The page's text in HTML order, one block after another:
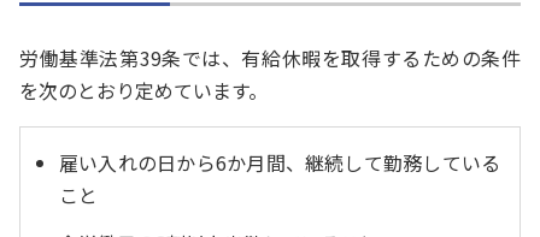
労働基準法第39条では、有給休暇を取得するための条件
を次のとおり定めています。
雇い入れの日から6か月間、継続して勤務している
こと